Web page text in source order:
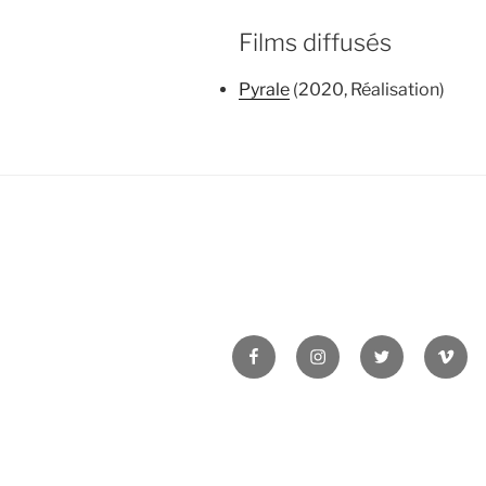
Films diffusés
Pyrale (2020, Réalisation)
FacebookInstagramTwitter